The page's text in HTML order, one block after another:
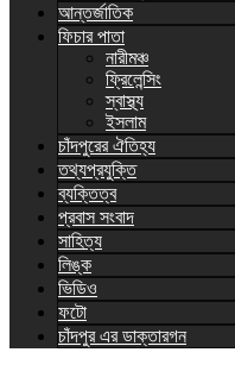
আন্তর্জাতিক
ফিচার পাতা
নারীমঞ্চ
ফ্রিলেন্সিং
স্বাস্থ্য
ইসলাম
চাঁদপুরের ঐতিহ্য
তথ্যপ্রযুক্তি
ব্যক্তিত্ব
প্রবাস সংবাদ
সাহিত্য
লিঙ্ক
ভিডিও
ফটো
চাঁদপুর এর ডাক্তারগন